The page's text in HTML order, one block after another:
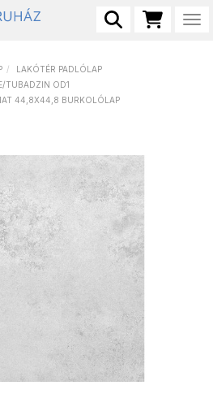
LAKÓTÉR PADLÓLAP
TUBADZIN OD1
44,8X44,8 BURKOLÓLAP